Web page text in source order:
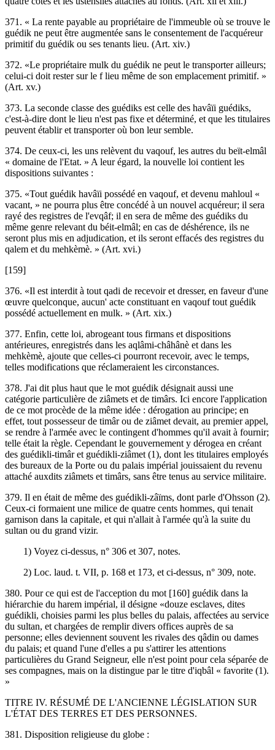
371. « La rente payable au propriétaire de l'immeuble où se trouve le
guédik ne peut être augmentée sans le consentement de l'acquéreur
primitif du guédik ou ses tenants lieu. (Art. xiv.)
372. «Le propriétaire mulk du guédik ne peut le transporter ailleurs;
celui-ci doit rester sur le f lieu même de son emplacement primitif. »
(Art. xv.)
373. La seconde classe des guédiks est celle des havâïi guédiks,
c'est-à-dire dont le lieu n'est pas fixe et déterminé, et que les titulaires
peuvent établir et transporter où bon leur semble.
374. De ceux-ci, les uns relèvent du vaqouf, les autres du beït-elmâl
« domaine de l'Etat. » A leur égard, la nouvelle loi contient les
dispositions suivantes :
375. «Tout guédik havâïi possédé en vaqouf, et devenu mahloul «
vacant, » ne pourra plus être concédé à un nouvel acquéreur; il sera
rayé des registres de l'evqâf; il en sera de même des guédiks du
même genre relevant du béit-elmâl; en cas de déshérence, ils ne
seront plus mis en adjudication, et ils seront effacés des registres du
qalem et du mehkèmè. » (Art. xvi.)
[159]
376. «Il est interdit à tout qadi de recevoir et dresser, en faveur d'une
œuvre quelconque, aucun' acte constituant en vaqouf tout guédik
possédé actuellement en mulk. » (Art. xix.)
377. Enfin, cette loi, abrogeant tous firmans et dispositions
antérieures, enregistrés dans les aqlâmi-châhânè et dans les
mehkèmè, ajoute que celles-ci pourront recevoir, avec le temps,
telles modifications que réclameraient les circonstances.
378. J'ai dit plus haut que le mot guédik désignait aussi une
catégorie particulière de ziâmets et de timârs. Ici encore l'application
de ce mot procède de la même idée : dérogation au principe; en
effet, tout possesseur de timâr ou de ziâmet devait, au premier appel,
se rendre à l'armée avec le contingent d'hommes qu'il avait à fournir;
telle était la règle. Cependant le gouvernement y dérogea en créant
des guédikli-timâr et guédikli-ziâmet (1), dont les titulaires employés
des bureaux de la Porte ou du palais impérial jouissaient du revenu
attaché auxdits ziâmets et timârs, sans être tenus au service militaire.
379. Il en était de même des guédikli-zâïms, dont parle d'Ohsson (2).
Ceux-ci formaient une milice de quatre cents hommes, qui tenait
garnison dans la capitale, et qui n'allait à l'armée qu'à la suite du
sultan ou du grand vizir.
1) Voyez ci-dessus, n° 306 et 307, notes.
2) Loc. laud. t. VII, p. 168 et 173, et ci-dessus, n° 309, note.
380. Pour ce qui est de l'acception du mot [160] guédik dans la
hiérarchie du harem impérial, il désigne «douze esclaves, dites
guédikli, choisies parmi les plus belles du palais, affectées au service
du sultan, et chargées de remplir divers offices auprès de sa
personne; elles deviennent souvent les rivales des qâdin ou dames
du palais; et quand l'une d'elles a pu s'attirer les attentions
particulières du Grand Seigneur, elle n'est point pour cela séparée de
ses compagnes, mais on la distingue par le titre d'iqbâl « favorite (1).
»
TITRE IV. RÉSUMÉ DE L'ANCIENNE LÉGISLATION SUR
L'ÉTAT DES TERRES ET DES PERSONNES.
381. Disposition religieuse du globe :